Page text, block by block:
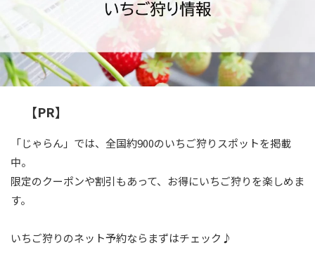
【PR】
「じゃらん」では、全国約900のいちご狩りスポットを掲載
中。
限定のクーポンや割引もあって、お得にいちご狩りを楽しめま
す。
いちご狩りのネット予約ならまずはチェック♪